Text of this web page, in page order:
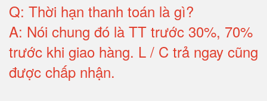
Q: Thời hạn thanh toán là gì?
A: Nói chung đó là TT trước 30%, 70%
trước khi giao hàng. L / C trả ngay cũng
được chấp nhận.